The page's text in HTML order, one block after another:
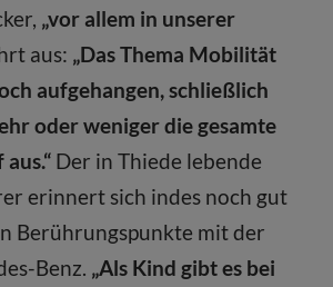
„vor allem in unserer
aus: „Das Thema Mobilität
aufgehangen, schließlich
oder weniger die gesamte
Der in Thiede lebende
erinnert sich indes noch gut
Berührungspunkte mit der
Benz. „Als Kind gibt es bei